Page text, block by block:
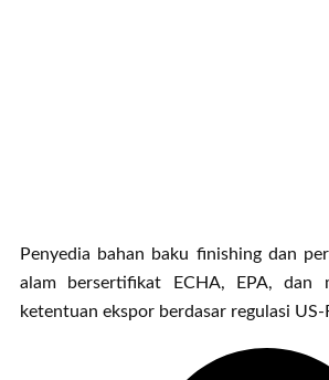
Penyedia bahan baku finishing dan
alam bersertifikat ECHA, EPA, dan
ketentuan ekspor berdasar regulasi US-